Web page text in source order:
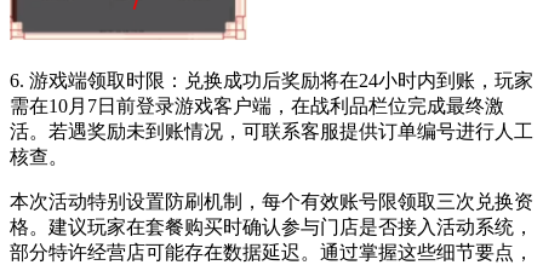
6. 游戏端领取时限：兑换成功后奖励将在24小时内到账，玩家
需在10月7日前登录游戏客户端，在战利品栏位完成最终激
活。若遇奖励未到账情况，可联系客服提供订单编号进行人工
核查。
本次活动特别设置防刷机制，每个有效账号限领取三次兑换资
格。建议玩家在套餐购买时确认参与门店是否接入活动系统，
部分特许经营店可能存在数据延迟。通过掌握这些细节要点，